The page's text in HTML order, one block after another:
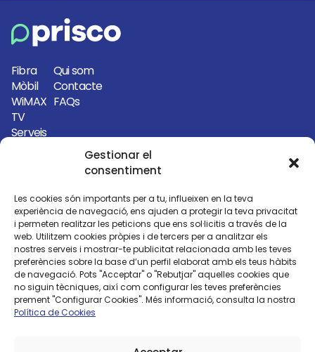
Gestionar el
consentiment
Les cookies són importants per a tu, influeixen en la teva
experiència de navegació, ens ajuden a protegir la teva privacitat
i permeten realitzar les peticions que ens sol·licitis a través de la
web. Utilitzem cookies pròpies i de tercers per a analitzar els
nostres serveis i mostrar-te publicitat relacionada amb les teves
preferències sobre la base d’un perfil elaborat amb els teus hàbits
de navegació. Pots "Acceptar" o "Rebutjar" aquelles cookies que
no siguin tècniques, així com configurar les teves preferències
prement "Configurar Cookies". Més informació, consulta la nostra
Política de Cookies
Fibra
Mòbil
WiMAX
TV
Serveis
Qui som
Contacte
FAQs
972 77 46 62
Avinguda Girona, 56 17130 L’Escala
(Girona)
Carrer del Port, 14 17130 L’Escala
(Girona)